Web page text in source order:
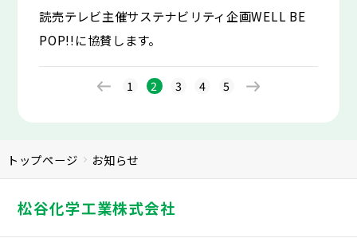
読売テレビ主催サステナビリティ企画WELL BE
POP!!に協賛します。
1 2 3 4 5
トップページ お知らせ
松谷化学工業株式会社